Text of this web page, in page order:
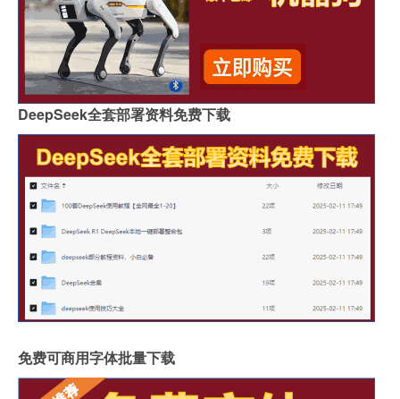
DeepSeek全套部署资料免费下载
免费可商用字体批量下载